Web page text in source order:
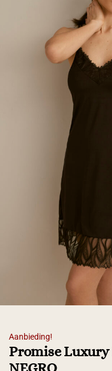
Aanbieding!
Promise Luxury